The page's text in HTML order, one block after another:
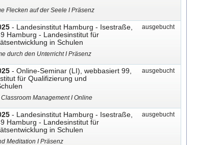
Flecken auf der Seele I Präsenz
- Landesinstitut Hamburg - Isestraße,
Hamburg - Landesinstitut für
in Schulen
ausgebucht
durch den Unterricht I Präsenz
- Online-Seminar (LI), webbasiert 99,
für Qualifizierung und
ausgebucht
Management I Online
- Landesinstitut Hamburg - Isestraße,
Hamburg - Landesinstitut für
in Schulen
ausgebucht
Meditation I Präsenz